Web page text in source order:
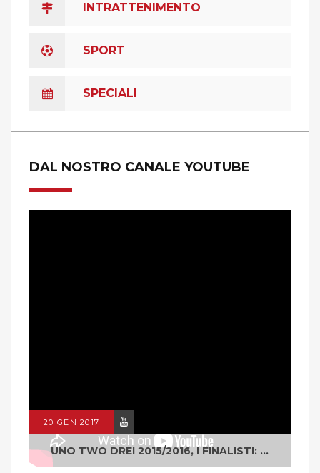
INTRATTENIMENTO
SPORT
SPECIALI
DAL NOSTRO CANALE YOUTUBE
20 GEN 2017
UNO TWO DREI 2015/2016, I FINALISTI: CLASSE IV ALS ISTITUTO "DEGASPERI" BORGO VALSUGANA